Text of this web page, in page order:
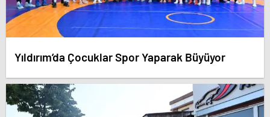
Yıldırım’da Çocuklar Spor Yaparak Büyüyor